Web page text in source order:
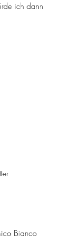
ich dann
Bianco